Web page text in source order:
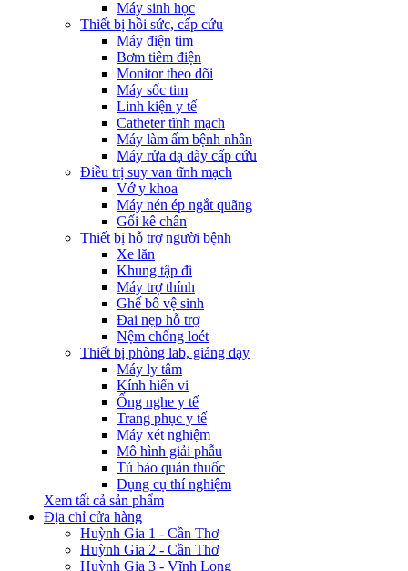
Máy sinh học
Thiết bị hồi sức, cấp cứu
Máy điện tim
Bơm tiêm điện
Monitor theo dõi
Máy sốc tim
Linh kiện y tế
Catheter tĩnh mạch
Máy làm ấm bệnh nhân
Máy rửa dạ dày cấp cứu
Điều trị suy van tĩnh mạch
Vớ y khoa
Máy nén ép ngắt quãng
Gối kê chân
Thiết bị hỗ trợ người bệnh
Xe lăn
Khung tập đi
Máy trợ thính
Ghế bô vệ sinh
Đai nẹp hỗ trợ
Nệm chống loét
Thiết bị phòng lab, giảng dạy
Máy ly tâm
Kính hiển vi
Ống nghe y tế
Trang phục y tế
Máy xét nghiệm
Mô hình giải phẫu
Tủ bảo quản thuốc
Dụng cụ thí nghiệm
Xem tất cả sản phẩm
Địa chỉ cửa hàng
Huỳnh Gia 1 - Cần Thơ
Huỳnh Gia 2 - Cần Thơ
Huỳnh Gia 3 - Vĩnh Long